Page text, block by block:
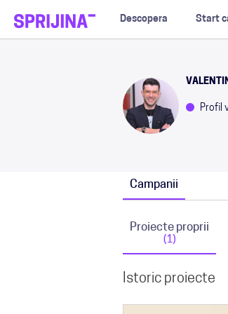
Descopera Start
Profil
Campanii
Proiecte proprii
(1)
Istoric proiecte